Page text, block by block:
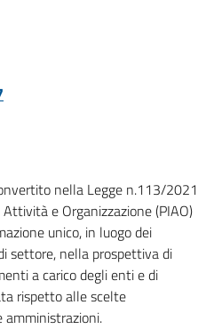
nella Legge n.113/2021
e Organizzazione (PIAO)
unico, in luogo dei
settore, nella prospettiva di
a carico degli enti e di
rispetto alle scelte